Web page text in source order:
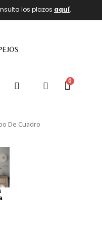
los plazos aquí.
De Cuadro